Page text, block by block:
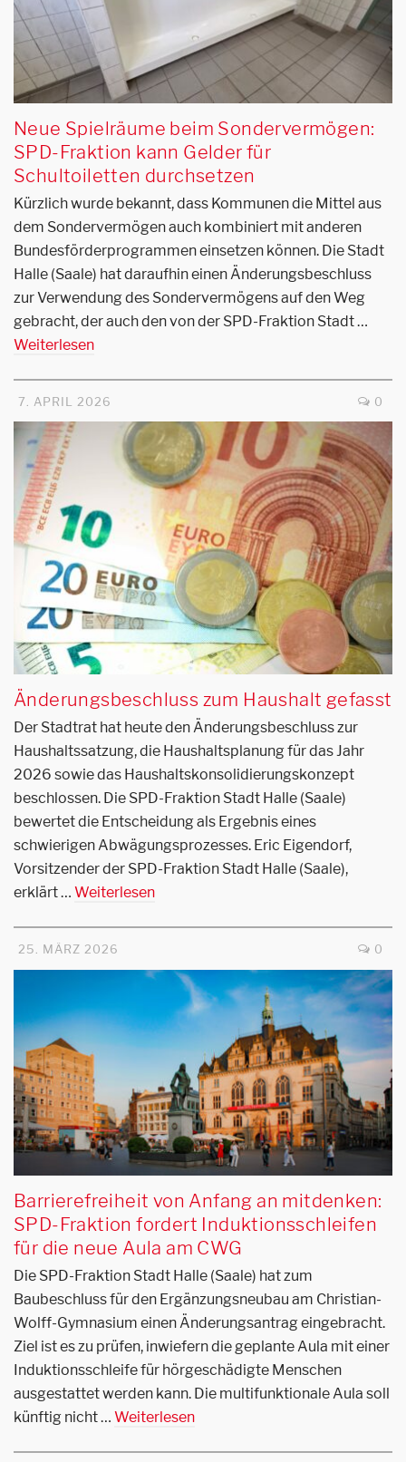
Neue Spielräume beim Sondervermögen:
SPD-Fraktion kann Gelder für
Schultoiletten durchsetzen
Kürzlich wurde bekannt, dass Kommunen die Mittel aus
dem Sondervermögen auch kombiniert mit anderen
Bundesförderprogrammen einsetzen können. Die Stadt
Halle (Saale) hat daraufhin einen Änderungsbeschluss
zur Verwendung des Sondervermögens auf den Weg
gebracht, der auch den von der SPD-Fraktion Stadt …
Weiterlesen
7. APRIL 2026 0
Änderungsbeschluss zum Haushalt gefasst
Der Stadtrat hat heute den Änderungsbeschluss zur
Haushaltssatzung, die Haushaltsplanung für das Jahr
2026 sowie das Haushaltskonsolidierungskonzept
beschlossen. Die SPD-Fraktion Stadt Halle (Saale)
bewertet die Entscheidung als Ergebnis eines
schwierigen Abwägungsprozesses. Eric Eigendorf,
Vorsitzender der SPD-Fraktion Stadt Halle (Saale),
erklärt … Weiterlesen
25. MÄRZ 2026 0
Barrierefreiheit von Anfang an mitdenken:
SPD-Fraktion fordert Induktionsschleifen
für die neue Aula am CWG
Die SPD-Fraktion Stadt Halle (Saale) hat zum
Baubeschluss für den Ergänzungsneubau am Christian-
Wolff-Gymnasium einen Änderungsantrag eingebracht.
Ziel ist es zu prüfen, inwiefern die geplante Aula mit einer
Induktionsschleife für hörgeschädigte Menschen
ausgestattet werden kann. Die multifunktionale Aula soll
künftig nicht … Weiterlesen